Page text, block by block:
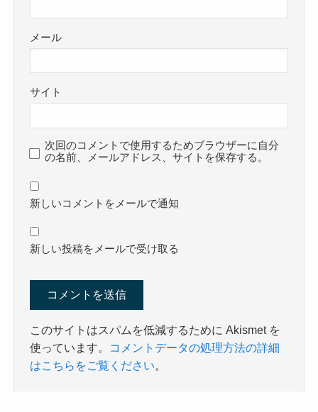
メール
サイト
次回のコメントで使用するためブラウザーに自分
の名前、メールアドレス、サイトを保存する。
新しいコメントをメールで通知
新しい投稿をメールで受け取る
このサイトはスパムを低減するために Akismet を
使っています。
コメントデータの処理方法の詳細
はこちらをご覧ください。